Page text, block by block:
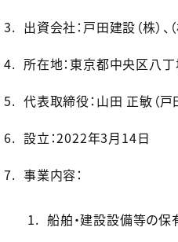
出資会社：戸田建設（株）、
所在地：東京都中央区八
代表取締役：山田 正敏（戸
設立：2022年3月14日
事業内容：
船舶・建設設備等の保